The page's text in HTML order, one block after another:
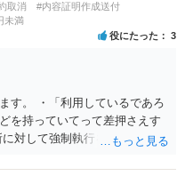
取消
#内容証明作成送付
未満
役にたった 3
す。 ・「利用しているであろ
を持っていてって差押さえす
対して強制執行を申し立てる
すすめできません。 任意交渉